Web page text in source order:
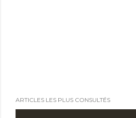
ARTICLES LES PLUS CONSULTÉS